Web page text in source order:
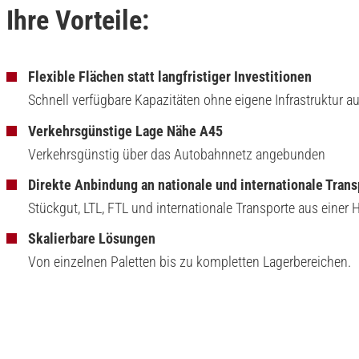
Ihre Vorteile:
Flexible Flächen statt langfristiger Investitionen
Schnell verfügbare Kapazitäten ohne eigene Infrastruktur
Verkehrsgünstige Lage Nähe A45
Verkehrsgünstig über das Autobahnnetz angebunden
Direkte Anbindung an nationale und internationale
Stückgut, LTL, FTL und internationale Transporte aus einer
Skalierbare Lösungen
Von einzelnen Paletten bis zu kompletten Lagerbereichen.